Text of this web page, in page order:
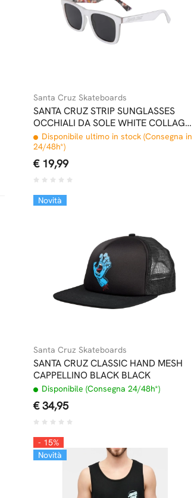
Santa Cruz Skateboards
SANTA CRUZ STRIP SUNGLASSES
OCCHIALI DA SOLE WHITE COLLAGE
BLACK
Disponibile ultimo in stock (Consegna in
24/48h*)
€ 19,99
Novità
Santa Cruz Skateboards
SANTA CRUZ CLASSIC HAND MESH
CAPPELLINO BLACK BLACK
Disponibile (Consegna 24/48h*)
€ 34,95
- 15%
Novità